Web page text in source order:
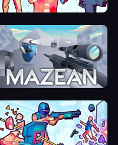
Time Shooter 2
Mazean